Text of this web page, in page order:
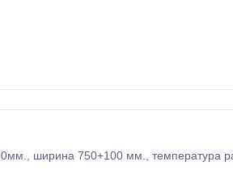
ширина 750+100 мм., температура